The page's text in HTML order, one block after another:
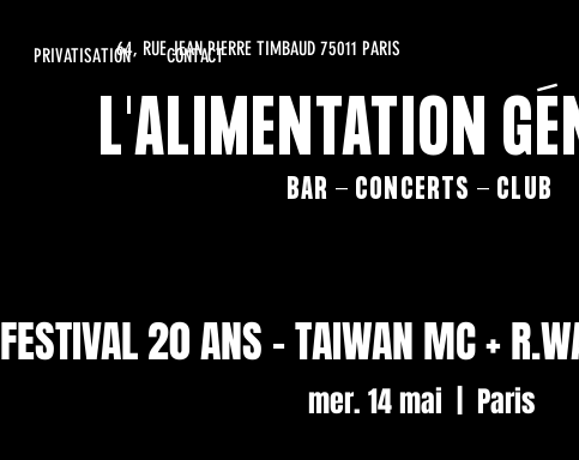
PRIVATISATION CONTACT
64, RUE JEAN PIERRE TIMBAUD 75011 PARIS
L'ALIMENTATION
BAR - CONCERTS - CLUB
FESTIVAL 20 ANS - TAIWAN MC +
mer. 14 mai Paris